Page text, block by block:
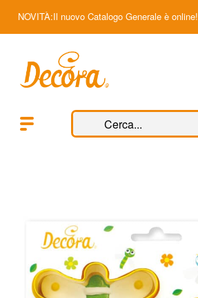
NOVITÀ:Il nuovo Catalogo Generale è online!